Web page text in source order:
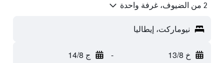
2 من الضيوف، غرفة واحدة
نيوماركت، إيطاليا
خ 13/8 - ج 14/8